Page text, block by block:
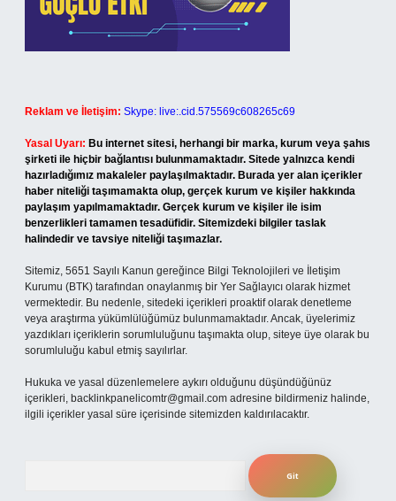
Reklam ve İletişim: Skype: live:.cid.575569c608265c69
Yasal Uyarı: Bu internet sitesi, herhangi bir marka, kurum veya şahıs
şirketi ile hiçbir bağlantısı bulunmamaktadır. Sitede yalnızca kendi
hazırladığımız makaleler paylaşılmaktadır. Burada yer alan içerikler
haber niteliği taşımamakta olup, gerçek kurum ve kişiler hakkında
paylaşım yapılmamaktadır. Gerçek kurum ve kişiler ile isim
benzerlikleri tamamen tesadüfidir. Sitemizdeki bilgiler taslak
halindedir ve tavsiye niteliği taşımazlar.
Sitemiz, 5651 Sayılı Kanun gereğince Bilgi Teknolojileri ve İletişim
Kurumu (BTK) tarafından onaylanmış bir Yer Sağlayıcı olarak hizmet
vermektedir. Bu nedenle, sitedeki içerikleri proaktif olarak denetleme
veya araştırma yükümlülüğümüz bulunmamaktadır. Ancak, üyelerimiz
yazdıkları içeriklerin sorumluluğunu taşımakta olup, siteye üye olarak bu
sorumluluğu kabul etmiş sayılırlar.
Hukuka ve yasal düzenlemelere aykırı olduğunu düşündüğünüz
içerikleri, backlinkpanelicomtr@gmail.com adresine bildirmeniz halinde,
ilgili içerikler yasal süre içerisinde sitemizden kaldırılacaktır.